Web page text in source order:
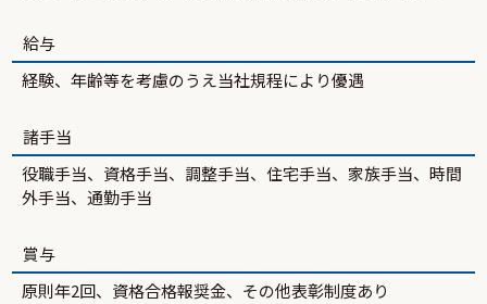
給与
経験、年齢等を考慮のうえ当社規程により優遇
諸手当
役職手当、資格手当、調整手当、住宅手当、家族手当、時間
外手当、通勤手当
賞与
原則年2回、資格合格報奨金、その他表彰制度あり